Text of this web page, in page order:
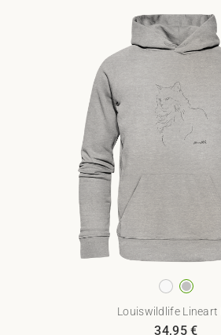
Louiswildlife Lineart
34,95€